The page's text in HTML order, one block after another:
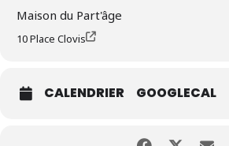
Maison du Part'âge
10 Place Clovis
CALENDRIER GOOGLECAL